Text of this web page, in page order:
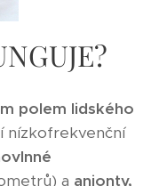
polem lidského
nízkofrekvenční
a anionty,